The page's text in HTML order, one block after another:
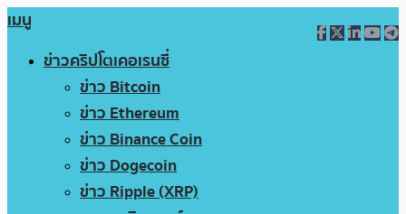
เมนู
ข่าวคริปโตเคอเรนซี่
ข่าว Bitcoin
ข่าว Ethereum
ข่าว Binance Coin
ข่าว Dogecoin
ข่าว Ripple (XRP)